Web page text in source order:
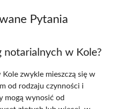
Pytania
notarialnych w Kole?
zwykle mieszczą się w
od rodzaju czynności i
mogą wynosić od